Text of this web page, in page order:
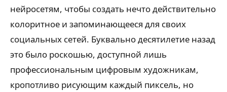
нейросетям, чтобы создать нечто действительно
колоритное и запоминающееся для своих
социальных сетей. Буквально десятилетие назад
это было роскошью, доступной лишь
профессиональным цифровым художникам,
кропотливо рисующим каждый пиксель, но